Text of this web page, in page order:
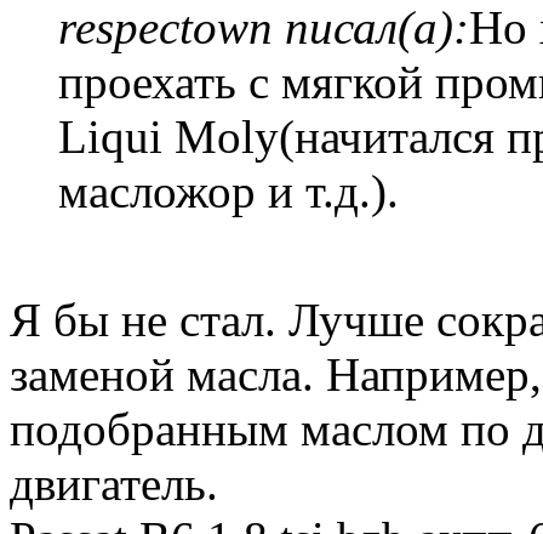
respectown писал(а):Но
проехать с мягкой
Liqui Moly(начитался
масложор и т.д.).
Я бы не стал. Лучше
заменой масла.
подобранным маслом по
двигатель.